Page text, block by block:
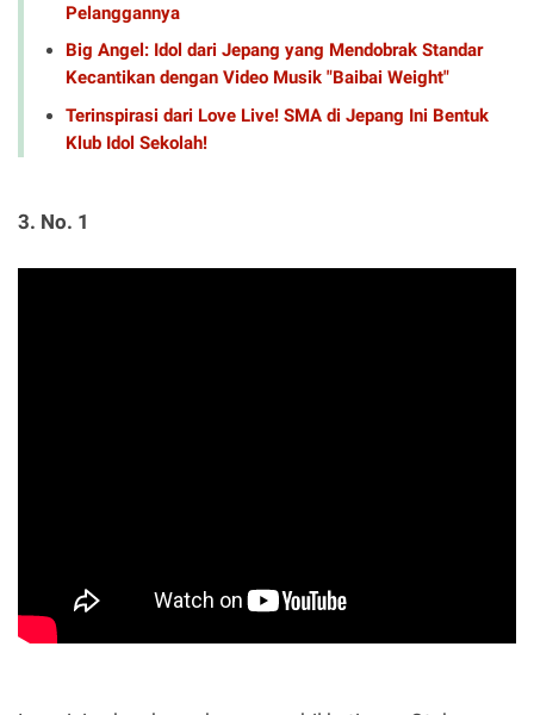
Pelanggannya
Big Angel: Idol dari Jepang yang Mendobrak Standar
Kecantikan dengan Video Musik "Baibai Weight"
Terinspirasi dari Love Live! SMA di Jepang Ini Bentuk
Klub Idol Sekolah!
3. No. 1